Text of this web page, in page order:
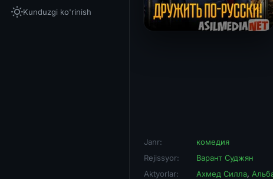
Kunduzgi ko'rinish
Janr:
комедия
Rejissyor:
Варант Суджян
Aktyorlar:
Ахмед Силла,